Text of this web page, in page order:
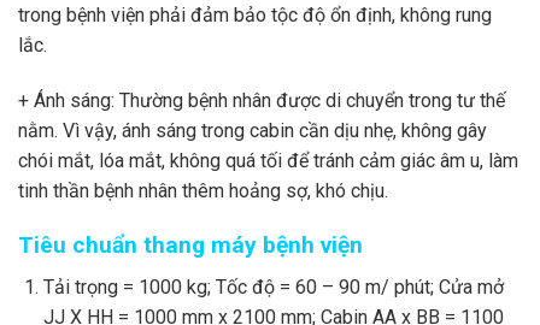
trong bệnh viện phải đảm bảo tộc độ ổn định, không rung
lắc.
+ Ánh sáng: Thường bệnh nhân được di chuyển trong tư thế
nằm. Vì vậy, ánh sáng trong cabin cần dịu nhẹ, không gây
chói mắt, lóa mắt, không quá tối để tránh cảm giác âm u, làm
tinh thần bệnh nhân thêm hoảng sợ, khó chịu.
Tiêu chuẩn thang máy bệnh viện
Tải trọng = 1000 kg; Tốc độ = 60 – 90 m/ phút; Cửa mở
JJ X HH = 1000 mm x 2100 mm; Cabin AA x BB = 1100